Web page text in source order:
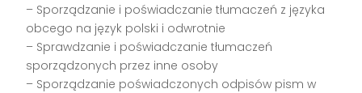
– Sporządzanie i poświadczanie tłumaczeń z języka
obcego na język polski i odwrotnie
– Sprawdzanie i poświadczanie tłumaczeń
sporządzonych przez inne osoby
– Sporządzanie poświadczonych odpisów pism w